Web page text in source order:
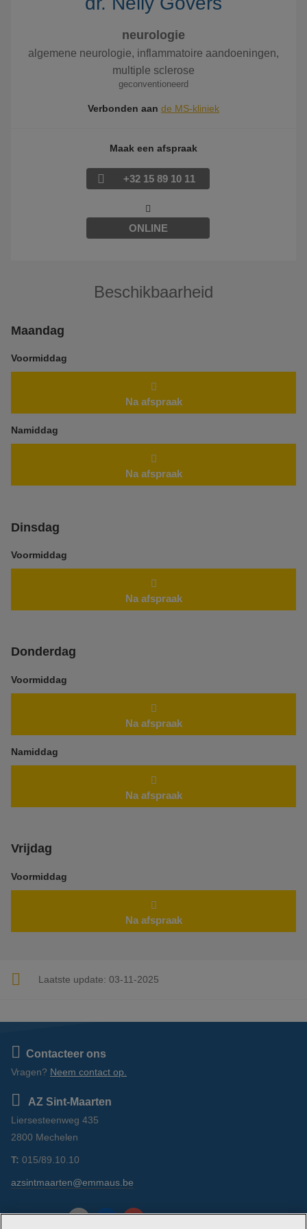
neurologie
algemene neurologie, inflammatoire aandoeningen,
multiple sclerose
geconventioneerd
Verbonden aan de MS-kliniek
Maak een afspraak
+32 15 89 10 11
ONLINE
Beschikbaarheid
Maandag
Voormiddag
Na afspraak
Namiddag
Na afspraak
Dinsdag
Voormiddag
Na afspraak
Donderdag
Voormiddag
Na afspraak
Namiddag
Na afspraak
Vrijdag
Voormiddag
Na afspraak
Laatste update: 03-11-2025
Contacteer ons
Vragen? Neem contact op.
AZ Sint-Maarten
Liersesteenweg 435
2800 Mechelen
T: 015/89.10.10
azsintmaarten@emmaus.be
https://www.facebook.com/azsintmaarten/
https://www.linkedin.com/company/az-
https://www.instagram.com/